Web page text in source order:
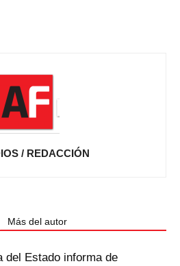
/ REDACCIÓN
Más del autor
del Estado informa de